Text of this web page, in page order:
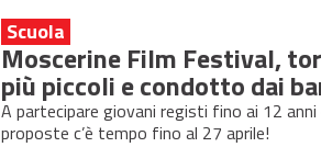
Scuola
Moscerine Film Festival,
più piccoli e condotto dai
A partecipare giovani registi fino ai 12
proposte c’è tempo fino al 27 aprile!